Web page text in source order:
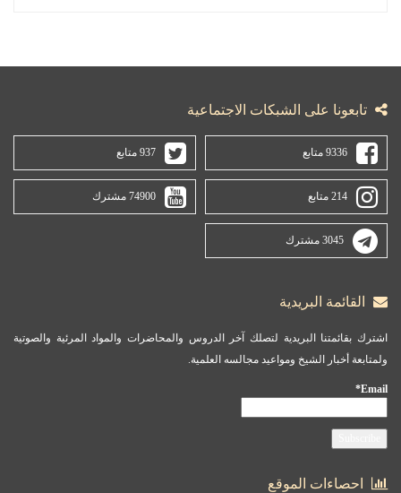
تابعونا على الشبكات الاجتماعية
9336 متابع 937 متابع
214 متابع 74900 مشترك
3045 مشترك
القائمة البريدية
اشترك بقائمتنا البريدية لتصلك آخر الدروس والمحاضرات والمواد المرئية والصوتية
ولمتابعة أخبار الشيخ ومواعيد مجالسه العلمية.
Email*
احصاءات الموقع